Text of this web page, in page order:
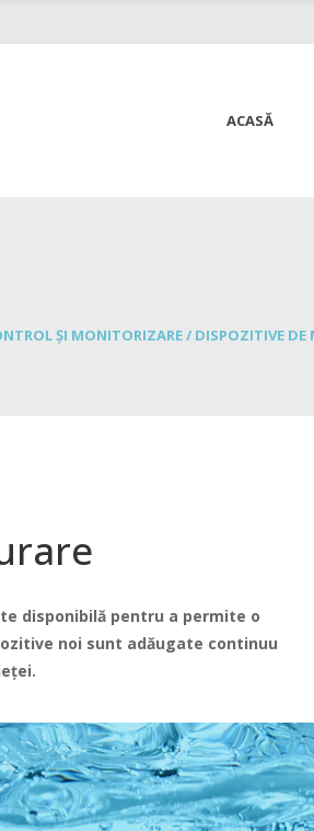
ACASĂ
ȘI MONITORIZARE/ DISPOZITIVE DE
disponibilă pentru a permite o
noi sunt adăugate continuu